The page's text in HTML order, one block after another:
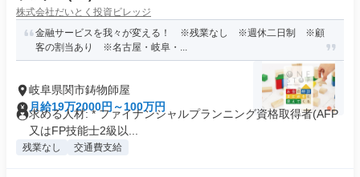
株式会社だいとく投資ビレッジ
金融サービスを我々が変える！ ※残業なし ※週休二日制 ※顧
客の割当あり ※名古屋・岐阜・...
岐阜県関市鋳物師屋
月給19万2000円～100万円
求める人材: * ファイナンシャルプランニング資格取得者(AFP
又はFP技能士2級以...
残業なし 交通費支給